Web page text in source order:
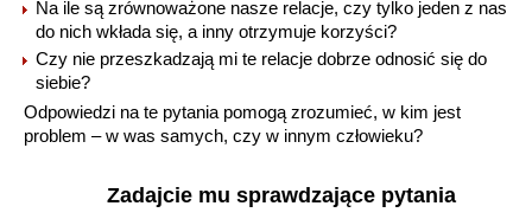
Na ile są zrównoważone nasze relacje, czy tylko jeden z nas
do nich wkłada się, a inny otrzymuje korzyści?
Czy nie przeszkadzają mi te relacje dobrze odnosić się do
siebie?
Odpowiedzi na te pytania pomogą zrozumieć, w kim jest
problem – w was samych, czy w innym człowieku?
Zadajcie mu sprawdzające pytania